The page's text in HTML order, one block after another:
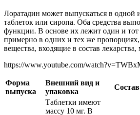
Лоратадин может выпускаться в одной
таблеток или сиропа. Оба средства
функции. В основе их лежит один и
примерно в одних и тех же
вещества, входящие в состав лекарства,
https://www.youtube.com/
Форма
выпуска
Внешний вид и
упаковка
Состав
Таблетки имеют
массу 10 мг. В